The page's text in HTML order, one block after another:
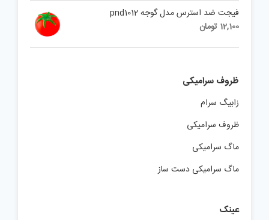
فیجت ضد استرس مدل گوجه pnd1012
12,100 تومان
ظروف سرامیکی
زابیگ سرام
ظروف سرامیکی
ماگ سرامیکی
ماگ سرامیکی دست ساز
عینک